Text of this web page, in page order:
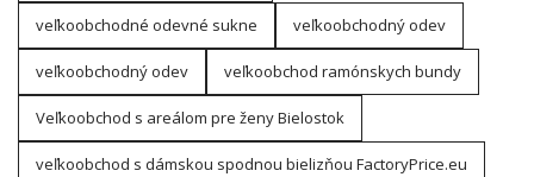
veľkoobchodné odevné sukne veľkoobchodný odev
veľkoobchodný odev veľkoobchod ramónskych bundy
Veľkoobchod s areálom pre ženy Bielostok
veľkoobchod s dámskou spodnou bielizňou FactoryPrice.eu